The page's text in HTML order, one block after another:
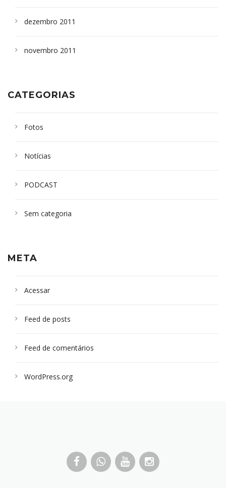
dezembro 2011
novembro 2011
CATEGORIAS
Fotos
Notícias
PODCAST
Sem categoria
META
Acessar
Feed de posts
Feed de comentários
WordPress.org